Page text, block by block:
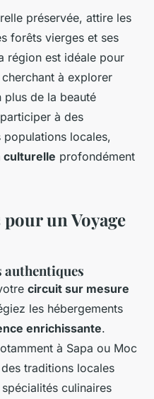
préservée, attire les
forêts vierges et ses
région est idéale pour
à explorer
plus de la beauté
à des
populations locales,
culturelle profondément
un Voyage
authentiques
circuit sur mesure
les hébergements
enrichissante.
à Sapa ou Moc
traditions locales
culinaires